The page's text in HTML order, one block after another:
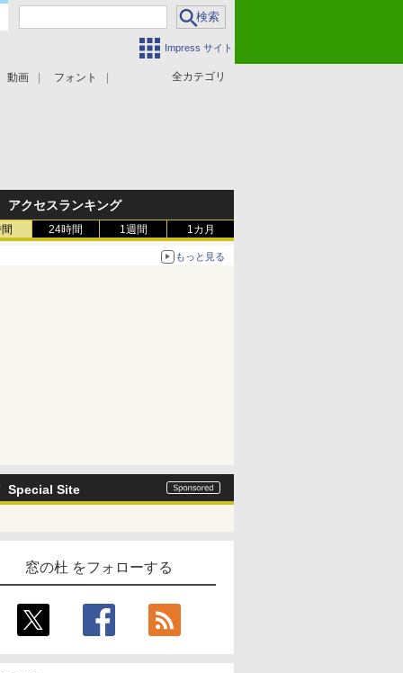
Impress サイト
全カテゴリ
動画 フォント
アクセスランキング
24時間 1週間 1カ月
もっと見る
Special Site
窓の杜 をフォローする